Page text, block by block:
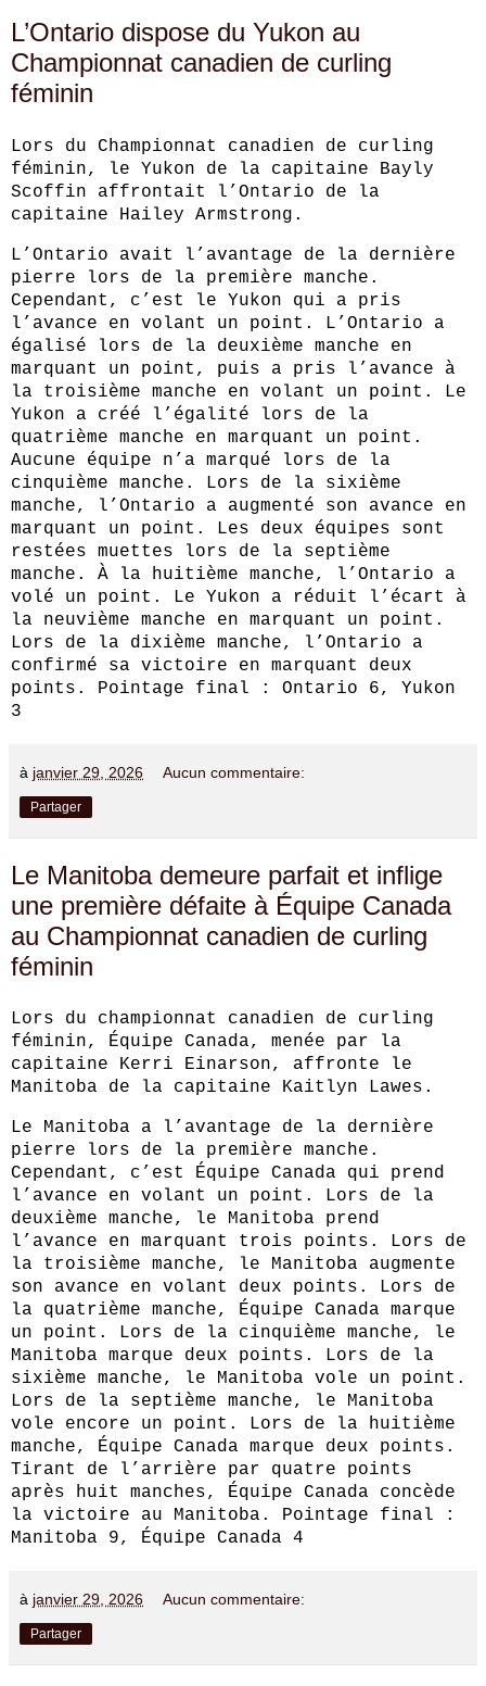
L’Ontario dispose du Yukon au
Championnat canadien de curling
féminin
Lors du Championnat canadien de curling
féminin, le Yukon de la capitaine Bayly
Scoffin affrontait l’Ontario de la
capitaine Hailey Armstrong.
L’Ontario avait l’avantage de la dernière
pierre lors de la première manche.
Cependant, c’est le Yukon qui a pris
l’avance en volant un point. L’Ontario a
égalisé lors de la deuxième manche en
marquant un point, puis a pris l’avance à
la troisième manche en volant un point. Le
Yukon a créé l’égalité lors de la
quatrième manche en marquant un point.
Aucune équipe n’a marqué lors de la
cinquième manche. Lors de la sixième
manche, l’Ontario a augmenté son avance en
marquant un point. Les deux équipes sont
restées muettes lors de la septième
manche. À la huitième manche, l’Ontario a
volé un point. Le Yukon a réduit l’écart à
la neuvième manche en marquant un point.
Lors de la dixième manche, l’Ontario a
confirmé sa victoire en marquant deux
points. Pointage final : Ontario 6, Yukon
3
à janvier 29, 2026 Aucun commentaire:
Partager
Le Manitoba demeure parfait et inflige
une première défaite à Équipe Canada
au Championnat canadien de curling
féminin
Lors du championnat canadien de curling
féminin, Équipe Canada, menée par la
capitaine Kerri Einarson, affronte le
Manitoba de la capitaine Kaitlyn Lawes.
Le Manitoba a l’avantage de la dernière
pierre lors de la première manche.
Cependant, c’est Équipe Canada qui prend
l’avance en volant un point. Lors de la
deuxième manche, le Manitoba prend
l’avance en marquant trois points. Lors de
la troisième manche, le Manitoba augmente
son avance en volant deux points. Lors de
la quatrième manche, Équipe Canada marque
un point. Lors de la cinquième manche, le
Manitoba marque deux points. Lors de la
sixième manche, le Manitoba vole un point.
Lors de la septième manche, le Manitoba
vole encore un point. Lors de la huitième
manche, Équipe Canada marque deux points.
Tirant de l’arrière par quatre points
après huit manches, Équipe Canada concède
la victoire au Manitoba. Pointage final :
Manitoba 9, Équipe Canada 4
à janvier 29, 2026 Aucun commentaire:
Partager